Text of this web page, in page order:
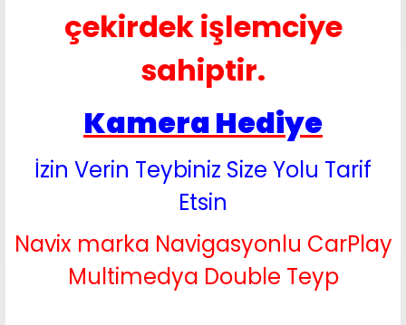
çekirdek işlemciye
sahiptir.
Kamera Hediye
İzin Verin Teybiniz Size Yolu Tarif
Etsin
Navix marka Navigasyonlu CarPlay
Multimedya Double Teyp